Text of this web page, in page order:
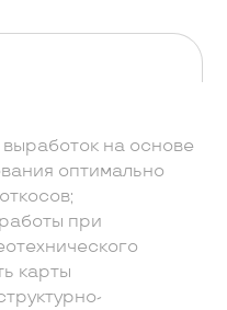
на основе
оптимально
при
карты